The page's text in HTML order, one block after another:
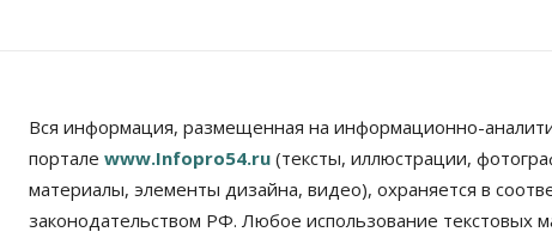
Вся информация, размещенная на информационно-
портале www.Infopro54.ru (тексты, иллюстрации,
материалы, элементы дизайна, видео), охраняется в
законодательством РФ. Любое использование текстовых